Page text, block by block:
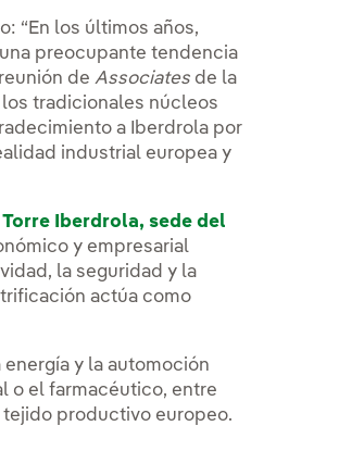
“En los últimos años,
preocupante tendencia
deAssociates de la
tradicionales núcleos
a Iberdrola por
industrial europea y
Torre Iberdrola, sede del
y empresarial
la seguridad y la
actúa como
y la automoción
o el farmacéutico, entre
productivo europeo.